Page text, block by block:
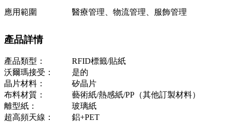
應用範圍
醫療管理、物流管理、服飾管理
產品詳情
產品類型：
RFID標籤/貼紙
沃爾瑪接受：
是的
晶片材料：
矽晶片
布料材質：
藝術紙/熱感紙/PP（其他訂製材料）
離型紙：
玻璃紙
超高頻天線：
鋁+PET